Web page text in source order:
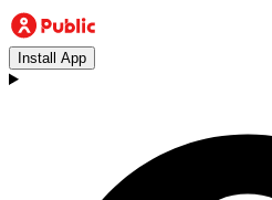
Install App